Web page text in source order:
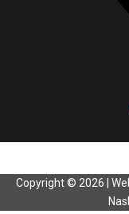
Copyright © 2026 |